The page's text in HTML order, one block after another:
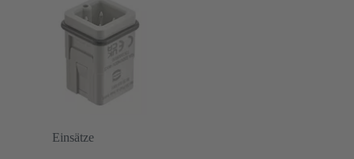
Einsätze